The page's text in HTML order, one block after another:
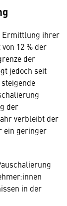
Ermittlung ihrer
12 % der
der
jedoch seit
der
verbleibt der
ein geringer
in der